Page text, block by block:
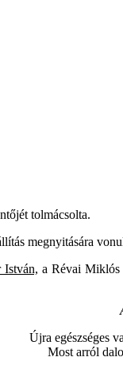
tolmácsolta.
megnyitására
István, a Révai Miklós
Újra egészséges
Most arról